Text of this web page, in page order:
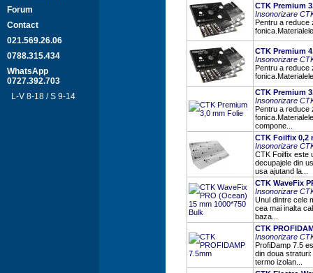
Forum
Contact
021.569.26.06
0788.315.434
WhatsApp
0727.392.703
L-V 8-18 / S 9-14
CTK Premium
Insonorizare
Pentru a reduce
CTK Premium
Insonorizare
Pentru a reduce
CTK Premium
Insonorizare
Pentru a reduce
compone...
CTK Foilfix 0,2
Insonorizare
CTK Foilfix este
decupajele din
usa ajutand la...
CTK WaveFix
Insonorizare
Unul dintre cele
cea mai inalta
baza...
CTK
Insonorizare
ProfiDamp 7.5
din doua
termo izolan...